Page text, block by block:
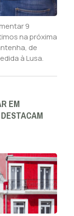
9
na próxima
de
à Lusa.
EM